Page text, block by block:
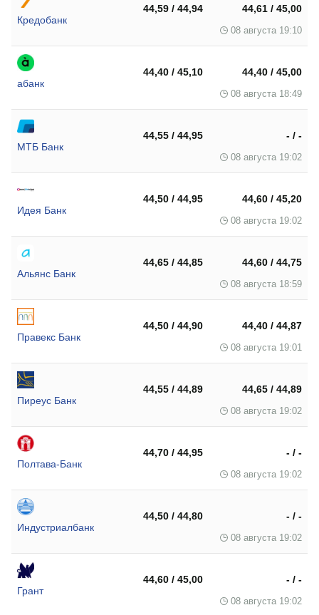
Кредобанк
44,59 / 44,94 44,61 / 45,00
08 августа 19:10
абанк
44,40 / 45,10 44,40 / 45,00
08 августа 18:49
МТБ Банк
44,55 / 44,95 - / -
08 августа 19:02
Идея Банк
44,50 / 44,95 44,60 / 45,20
08 августа 19:02
Альянс Банк
44,65 / 44,85 44,60 / 44,75
08 августа 18:59
Правекс Банк
44,50 / 44,90 44,40 / 44,87
08 августа 19:01
Пиреус Банк
44,55 / 44,89 44,65 / 44,89
08 августа 19:02
Полтава-Банк
44,70 / 44,95 - / -
08 августа 19:02
Индустриалбанк
44,50 / 44,80 - / -
08 августа 19:02
Грант
44,60 / 45,00 - / -
08 августа 19:02